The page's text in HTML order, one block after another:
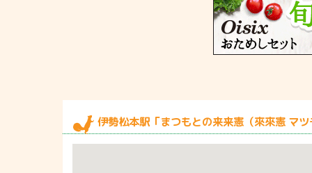
伊勢松本駅「まつもとの来来憲（來來憲 マツ